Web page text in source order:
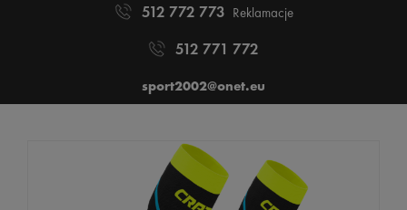
512 772 773 Reklamacje
512 771 772
sport2002@onet.eu